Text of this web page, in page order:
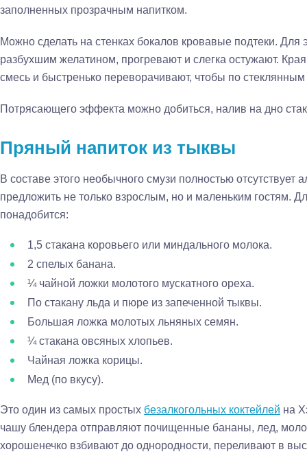
заполненных прозрачным напитком.
Можно сделать на стенках бокалов кровавые подтеки. Для
разбухшим желатином, прогревают и слегка остужают.
смесь и быстренько переворачивают, чтобы по стеклянным
Потрясающего эффекта можно добиться, налив на дно
Пряный напиток из тыквы
В составе этого необычного смузи полностью отсутствует
предложить не только взрослым, но и маленьким гостям.
понадобится:
1,5 стакана коровьего или миндального молока.
2 спелых банана.
¼ чайной ложки молотого мускатного ореха.
По стакану льда и пюре из запеченной тыквы.
Большая ложка молотых льняных семян.
¼ стакана овсяных хлопьев.
Чайная ложка корицы.
Мед (по вкусу).
Это один из самых простых безалкогольных коктейлей на
чашу блендера отправляют почищенные бананы, лед,
хорошенечко взбивают до однородности, переливают в